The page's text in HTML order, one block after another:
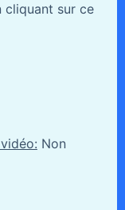
cliquant sur ce
Non